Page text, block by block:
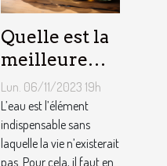
Quelle est la
meilleure
quantité
d’eau qu’il
faut au
quotidien ?
Lun. 06/11/2023 19h
L’eau est l’élément
indispensable sans
laquelle la vie n’existerait
pas. Pour cela, il faut en